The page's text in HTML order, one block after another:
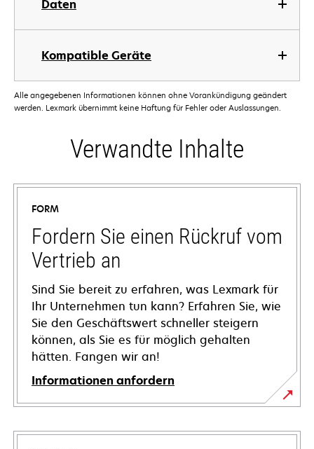
Daten
Kompatible Geräte
Alle angegebenen Informationen können ohne Vorankündigung geändert
werden. Lexmark übernimmt keine Haftung für Fehler oder Auslassungen.
Verwandte Inhalte
FORM
Fordern Sie einen Rückruf vom
Vertrieb an
Sind Sie bereit zu erfahren, was Lexmark für
Ihr Unternehmen tun kann? Erfahren Sie, wie
Sie den Geschäftswert schneller steigern
können, als Sie es für möglich gehalten
hätten. Fangen wir an!
Informationen anfordern